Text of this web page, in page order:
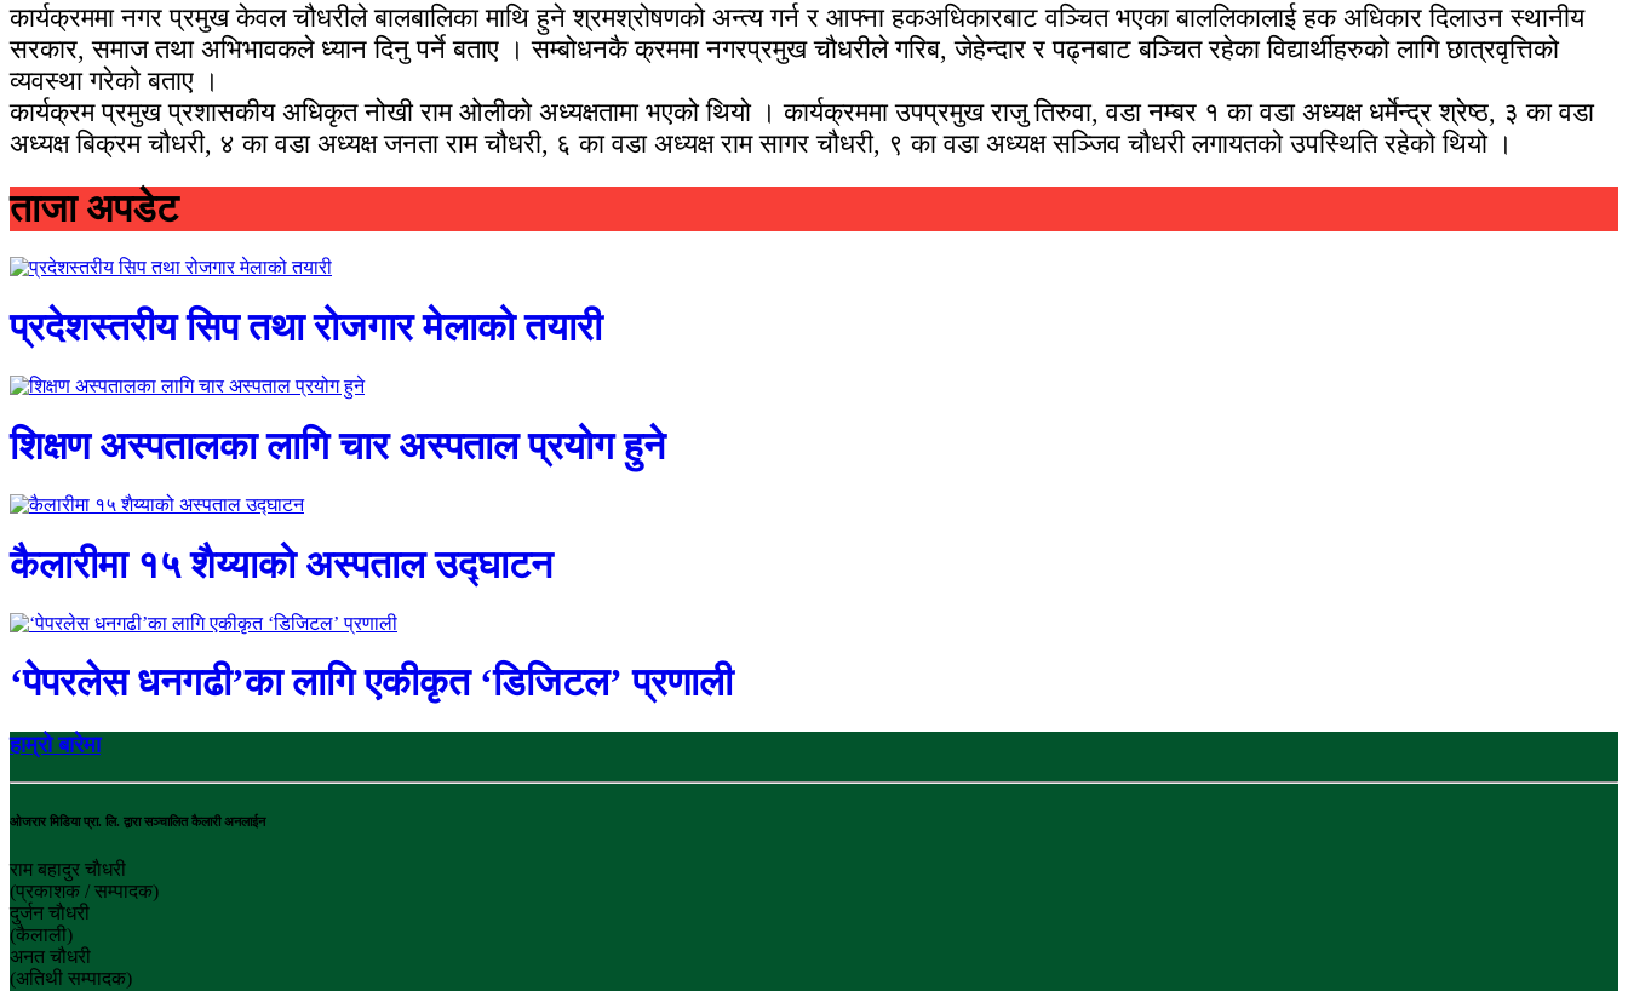
कार्यक्रममा नगर प्रमुख केवल चौधरीले बालबालिका माथि हुने श्रमश्रोषणको अन्त्य गर्न र आफ्ना हकअधिकारबाट वञ्चित भएका बाललिकालाई हक अधिकार दिलाउन स्थानीय
सरकार, समाज तथा अभिभावकले ध्यान दिनु पर्ने बताए । सम्बोधनकै क्रममा नगरप्रमुख चौधरीले गरिब, जेहेन्दार र पढ्नबाट बञ्चित रहेका विद्यार्थीहरुको लागि छात्रवृत्तिको
व्यवस्था गरेको बताए ।
कार्यक्रम प्रमुख प्रशासकीय अधिकृत नोखी राम ओलीको अध्यक्षतामा भएको थियो । कार्यक्रममा उपप्रमुख राजु तिरुवा, वडा नम्बर १ का वडा अध्यक्ष धर्मेन्द्र श्रेष्ठ, ३ का वडा
अध्यक्ष बिक्रम चौधरी, ४ का वडा अध्यक्ष जनता राम चौधरी, ६ का वडा अध्यक्ष राम सागर चौधरी, ९ का वडा अध्यक्ष सञ्जिव चौधरी लगायतको उपस्थिति रहेको थियो ।
ताजा अपडेट
प्रदेशस्तरीय सिप तथा रोजगार मेलाको तयारी
शिक्षण अस्पतालका लागि चार अस्पताल प्रयोग हुने
कैलारीमा १५ शैय्याको अस्पताल उद्घाटन
‘पेपरलेस धनगढी’का लागि एकीकृत ‘डिजिटल’ प्रणाली
हाम्रो बारेमा
ओजरार मिडिया प्रा. लि. द्वारा सञ्चालित कैलारी अनलाईन
राम बहादुर चाैधरी
(प्रकाशक / सम्पादक)
दुर्जन चाैधरी
(कैलाली)
अनत चौधरी
(अतिथी सम्पादक)